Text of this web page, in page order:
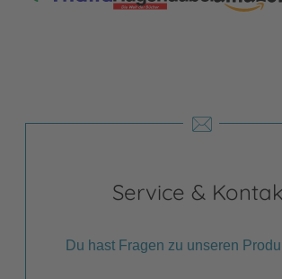
Service &
Du hast Fragen zu unseren